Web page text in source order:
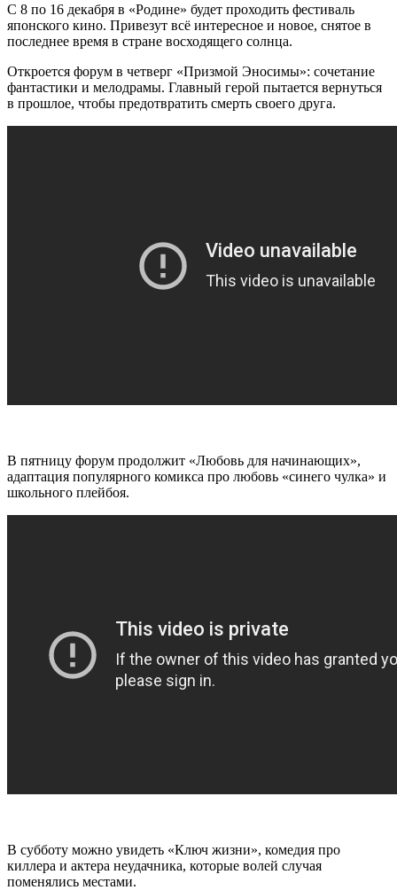
С 8 по 16 декабря в «Родине» будет проходить фестиваль
японского кино. Привезут всё интересное и новое, снятое в
последнее время в стране восходящего солнца.
Откроется форум в четверг «Призмой Эносимы»: сочетание
фантастики и мелодрамы. Главный герой пытается вернуться
в прошлое, чтобы предотвратить смерть своего друга.
В пятницу форум продолжит «Любовь для начинающих»,
адаптация популярного комикса про любовь «синего чулка» и
школьного плейбоя.
В субботу можно увидеть «Ключ жизни», комедия про
киллера и актера неудачника, которые волей случая
поменялись местами.